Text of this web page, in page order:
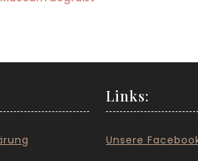
Links:
Unsere